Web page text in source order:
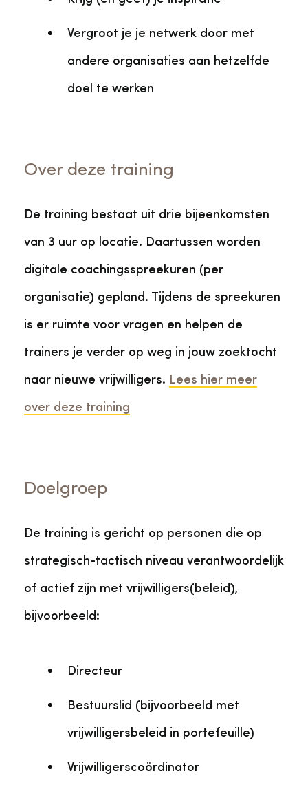
Vergroot je je netwerk door met
andere organisaties aan hetzelfde
doel te werken
Over deze training
De training bestaat uit drie bijeenkomsten
van 3 uur op locatie. Daartussen worden
digitale coachingsspreekuren (per
organisatie) gepland. Tijdens de spreekuren
is er ruimte voor vragen en helpen de
trainers je verder op weg in jouw zoektocht
naar nieuwe vrijwilligers. Lees hier meer
over deze training
Doelgroep
De training is gericht op personen die op
strategisch-tactisch niveau verantwoordelijk
of actief zijn met vrijwilligers(beleid),
bijvoorbeeld:
Directeur
Bestuurslid (bijvoorbeeld met
vrijwilligersbeleid in portefeuille)
Vrijwilligerscoördinator